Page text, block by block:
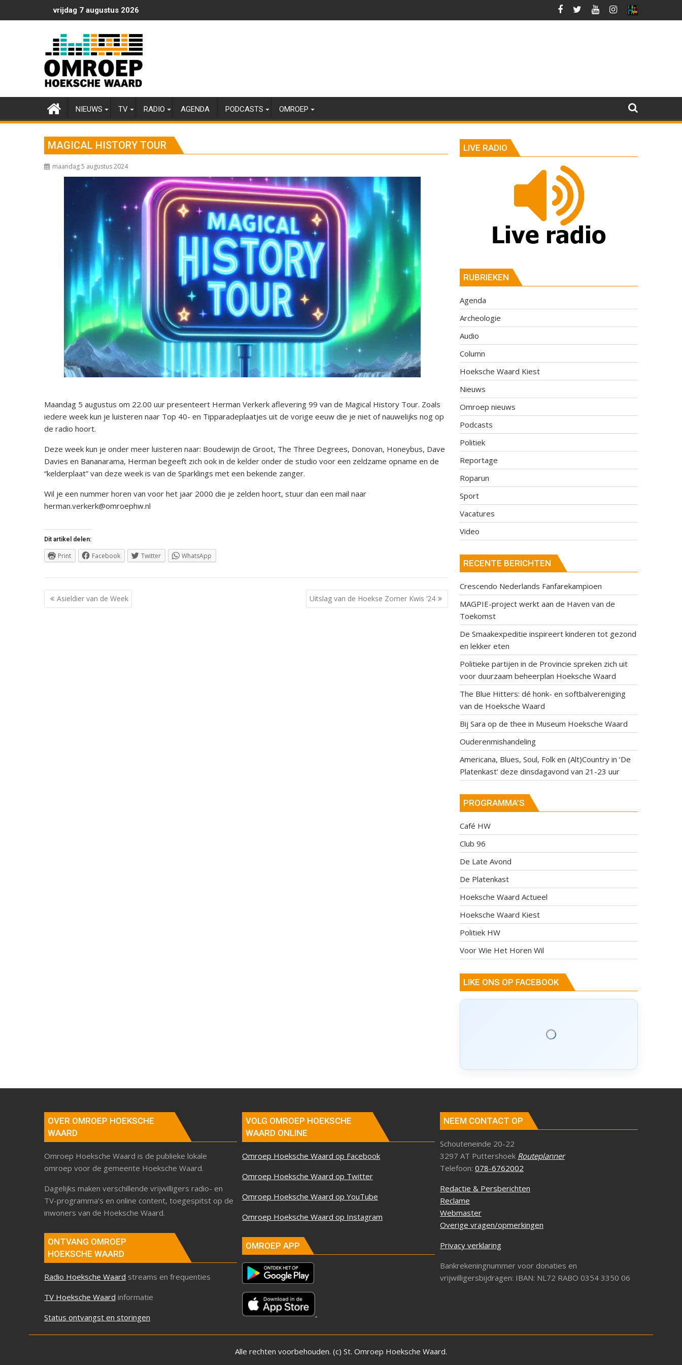
naar
vrijdag 7 augustus 2026
NIEUWS TV RADIO AGENDA PODCASTS OMROEP
MAGICAL HISTORY TOUR
maandag 5 augustus 2024
Maandag 5 augustus om 22.00 uur presenteert Herman Verkerk aflevering 99 van de Magical History Tour. Zoals
iedere week kun je luisteren naar Top 40- en Tipparadeplaatjes uit de vorige eeuw die je niet of nauwelijks nog op
de radio hoort.
Deze week kun je onder meer luisteren naar: Boudewijn de Groot, The Three Degrees, Donovan, Honeybus, Dave
Davies en Bananarama, Herman begeeft zich ook in de kelder onder de studio voor een zeldzame opname en de
“kelderplaat” van deze week is van de Sparklings met een bekende zanger.
Wil je een nummer horen van voor het jaar 2000 die je zelden hoort, stuur dan een mail naar
herman.verkerk@omroephw.nl
Dit artikel delen:
Print Facebook Twitter WhatsApp
Berichtnavigatie
Asieldier van de Week Uitslag van de Hoekse Zomer Kwis ’24
LIVE RADIO
RUBRIEKEN
Agenda
Archeologie
Audio
Column
Hoeksche Waard Kiest
Nieuws
Omroep nieuws
Podcasts
Politiek
Reportage
Roparun
Sport
Vacatures
Video
RECENTE BERICHTEN
Crescendo Nederlands Fanfarekampioen
MAGPIE-project werkt aan de Haven van de
Toekomst
De Smaakexpeditie inspireert kinderen tot gezond
en lekker eten
Politieke partijen in de Provincie spreken zich uit
voor duurzaam beheerplan Hoeksche Waard
The Blue Hitters: dé honk- en softbalvereniging
van de Hoeksche Waard
Bij Sara op de thee in Museum Hoeksche Waard
Ouderenmishandeling
Americana, Blues, Soul, Folk en (Alt)Country in ‘De
Platenkast’ deze dinsdagavond van 21-23 uur
PROGRAMMA’S
Café HW
Club 96
De Late Avond
De Platenkast
Hoeksche Waard Actueel
Hoeksche Waard Kiest
Politiek HW
Voor Wie Het Horen Wil
LIKE ONS OP FACEBOOK
OVER OMROEP HOEKSCHE
WAARD
Omroep Hoeksche Waard is de publieke lokale
omroep voor de gemeente Hoeksche Waard.
Dagelijks maken verschillende vrijwilligers radio- en
TV-programma’s en online content, toegespitst op de
inwoners van de Hoeksche Waard.
ONTVANG OMROEP
HOEKSCHE WAARD
Radio Hoeksche Waard streams en frequenties
TV Hoeksche Waard informatie
Status ontvangst en storingen
VOLG OMROEP HOEKSCHE
WAARD ONLINE
Omroep Hoeksche Waard op Facebook
Omroep Hoeksche Waard op Twitter
Omroep Hoeksche Waard op YouTube
Omroep Hoeksche Waard op Instagram
OMROEP APP
NEEM CONTACT OP
Schouteneinde 20-22
3297 AT Puttershoek Routeplanner
Telefoon: 078-6762002
Redactie & Persberichten
Reclame
Webmaster
Overige vragen/opmerkingen
Privacy verklaring
Bankrekeningnummer voor donaties en
vrijwilligersbijdragen: IBAN: NL72 RABO 0354 3350 06
Alle rechten voorbehouden. (c) St. Omroep Hoeksche Waard.